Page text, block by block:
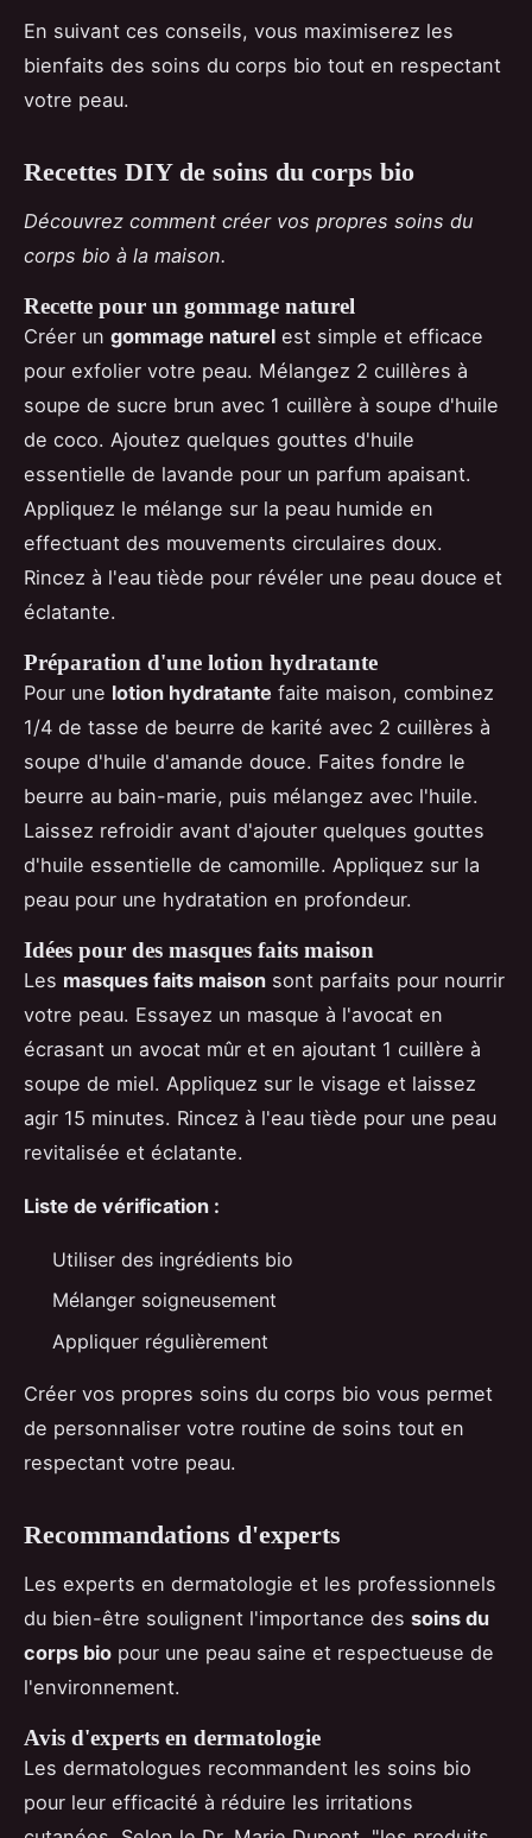
En suivant ces conseils, vous maximiserez les
bienfaits des soins du corps bio tout en respectant
votre peau.
Recettes DIY de soins du corps bio
Découvrez comment créer vos propres soins du
corps bio à la maison.
Recette pour un gommage naturel
Créer un gommage naturel est simple et efficace
pour exfolier votre peau. Mélangez 2 cuillères à
soupe de sucre brun avec 1 cuillère à soupe d'huile
de coco. Ajoutez quelques gouttes d'huile
essentielle de lavande pour un parfum apaisant.
Appliquez le mélange sur la peau humide en
effectuant des mouvements circulaires doux.
Rincez à l'eau tiède pour révéler une peau douce et
éclatante.
Préparation d'une lotion hydratante
Pour une lotion hydratante faite maison, combinez
1/4 de tasse de beurre de karité avec 2 cuillères à
soupe d'huile d'amande douce. Faites fondre le
beurre au bain-marie, puis mélangez avec l'huile.
Laissez refroidir avant d'ajouter quelques gouttes
d'huile essentielle de camomille. Appliquez sur la
peau pour une hydratation en profondeur.
Idées pour des masques faits maison
Les masques faits maison sont parfaits pour nourrir
votre peau. Essayez un masque à l'avocat en
écrasant un avocat mûr et en ajoutant 1 cuillère à
soupe de miel. Appliquez sur le visage et laissez
agir 15 minutes. Rincez à l'eau tiède pour une peau
revitalisée et éclatante.
Liste de vérification :
Utiliser des ingrédients bio
Mélanger soigneusement
Appliquer régulièrement
Créer vos propres soins du corps bio vous permet
de personnaliser votre routine de soins tout en
respectant votre peau.
Recommandations d'experts
Les experts en dermatologie et les professionnels
du bien-être soulignent l'importance des soins du
corps bio pour une peau saine et respectueuse de
l'environnement.
Avis d'experts en dermatologie
Les dermatologues recommandent les soins bio
pour leur efficacité à réduire les irritations